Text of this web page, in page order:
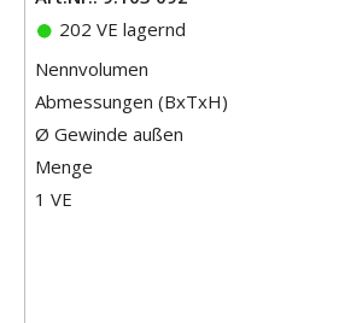
202 VE lagernd
Nennvolumen
Abmessungen (BxTxH)
Ø Gewinde außen
Menge
1 VE